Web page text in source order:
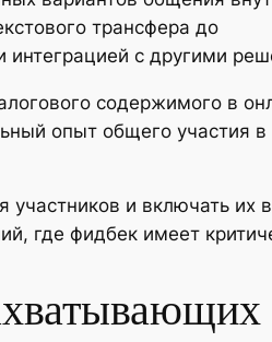
трансфера до
с другими
содержимого в
опыт общего участия
и включать их
где фидбек имеет